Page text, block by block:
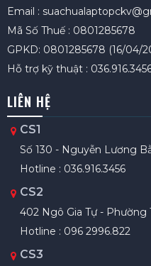
Email :
Mã Số Thuế : 0801285678
GPKD: 0801285678 (16/04/
Hỗ trợ kỹ thuật :
LIÊN HỆ
CS1
Số 130 - Nguyễn Lương
Hotline : 036.916.3456
CS2
402 Ngô Gia Tự - Phường
Hotline : 096 2996.822
CS3